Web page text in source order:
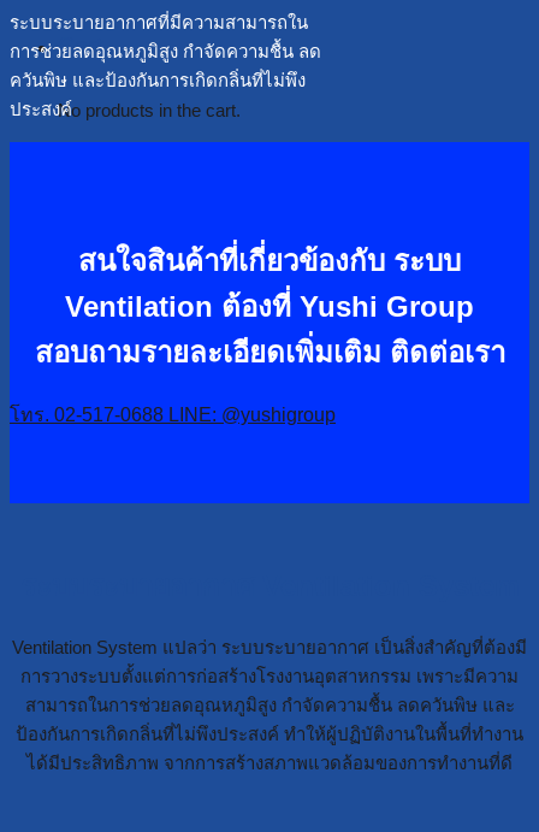
Cart
No products in the cart.
ระบบระบายอากาศที่มีความสามารถใน
การช่วยลดอุณหภูมิสูง กำจัดความชื้น ลด
ควันพิษ และป้องกันการเกิดกลิ่นที่ไม่พึง
ประสงค์
สนใจสินค้าที่เกี่ยวข้องกับ ระบบ
Ventilation ต้องที่ Yushi Group
สอบถามรายละเอียดเพิ่มเติม ติดต่อเรา
โทร. 02-517-0688 LINE: @yushigroup
Ventilation System แปลว่า ระบบระบายอากาศ เป็นสิ่งสำคัญที่ต้องมี
การวางระบบตั้งแต่การก่อสร้างโรงงานอุตสาหกรรม เพราะมีความ
สามารถในการช่วยลดอุณหภูมิสูง กำจัดความชื้น ลดควันพิษ และ
ป้องกันการเกิดกลิ่นที่ไม่พึงประสงค์ ทำให้ผู้ปฏิบัติงานในพื้นที่ทำงาน
ได้มีประสิทธิภาพ จากการสร้างสภาพแวดล้อมของการทำงานที่ดี